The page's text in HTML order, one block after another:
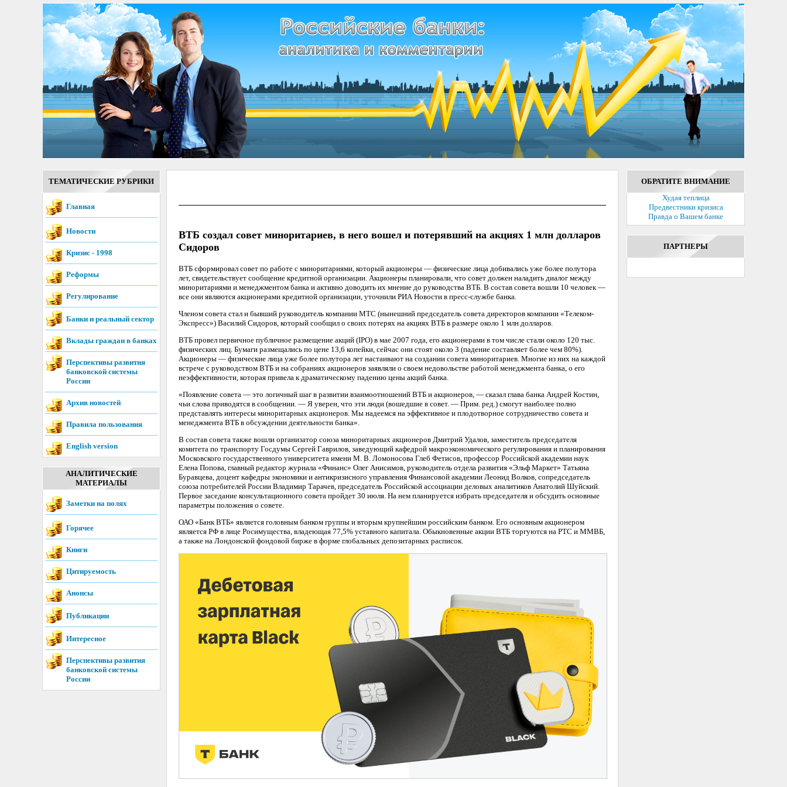
ТЕМАТИЧЕСКИЕ РУБРИКИ
Главная
Новости
Кризис - 1998
Реформы
Регулирование
Банки и реальный сектор
Вклады граждан в банках
Перспективы развития
банковской системы
России
Архив новостей
Правила пользования
English version
АНАЛИТИЧЕСКИЕ
МАТЕРИАЛЫ
Заметки на полях
Горячее
Книги
Цитируемость
Анонсы
Публикации
Интересное
Перспективы развития
банковской системы
России
ВТБ создал совет миноритариев, в него вошел и потерявший на акциях 1 млн долларов
Сидоров
ВТБ сформировал совет по работе с миноритариями, который акционеры — физические лица добивались уже более полутора
лет, свидетельствует сообщение кредитной организации. Акционеры планировали, что совет должен наладить диалог между
миноритариями и менеджментом банка и активно доводить их мнение до руководства ВТБ. В состав совета вошли 10 человек —
все они являются акционерами кредитной организации, уточнили РИА Новости в пресс-службе банка.
Членом совета стал и бывший руководитель компании МТС (нынешний председатель совета директоров компании «Телеком-
Экспресс») Василий Сидоров, который сообщил о своих потерях на акциях ВТБ в размере около 1 млн долларов.
ВТБ провел первичное публичное размещение акций (IPO) в мае 2007 года, его акционерами в том числе стали около 120 тыс.
физических лиц. Бумаги размещались по цене 13,6 копейки, сейчас они стоят около 3 (падение составляет более чем 80%).
Акционеры — физические лица уже более полутора лет настаивают на создании совета миноритариев. Многие из них на каждой
встрече с руководством ВТБ и на собраниях акционеров заявляли о своем недовольстве работой менеджмента банка, о его
неэффективности, которая привела к драматическому падению цены акций банка.
«Появление совета — это логичный шаг в развитии взаимоотношений ВТБ и акционеров, — сказал глава банка Андрей Костин,
чьи слова приводятся в сообщении. — Я уверен, что эти люди (вошедшие в совет. — Прим. ред.) смогут наиболее полно
представлять интересы миноритарных акционеров. Мы надеемся на эффективное и плодотворное сотрудничество совета и
менеджмента ВТБ в обсуждении деятельности банка».
В состав совета также вошли организатор союза миноритарных акционеров Дмитрий Удалов, заместитель председателя
комитета по транспорту Госдумы Сергей Гаврилов, заведующий кафедрой макроэкономического регулирования и планирования
Московского государственного университета имени М. В. Ломоносова Глеб Фетисов, профессор Российской академии наук
Елена Попова, главный редактор журнала «Финанс» Олег Анисимов, руководитель отдела развития «Эльф Маркет» Татьяна
Буравцева, доцент кафедры экономики и антикризисного управления Финансовой академии Леонид Волков, сопредседатель
союза потребителей России Владимир Тарачев, председатель Российской ассоциации деловых аналитиков Анатолий Шуйский.
Первое заседание консультационного совета пройдет 30 июля. На нем планируется избрать председателя и обсудить основные
параметры положения о совете.
ОАО «Банк ВТБ» является головным банком группы и вторым крупнейшим российским банком. Его основным акционером
является РФ в лице Росимущества, владеющая 77,5% уставного капитала. Обыкновенные акции ВТБ торгуются на РТС и ММВБ,
а также на Лондонской фондовой бирже в форме глобальных депозитарных расписок.
ОБРАТИТЕ ВНИМАНИЕ
Худая теплица
Предвестники кризиса
Правда о Вашем банке
ПАРТНЕРЫ